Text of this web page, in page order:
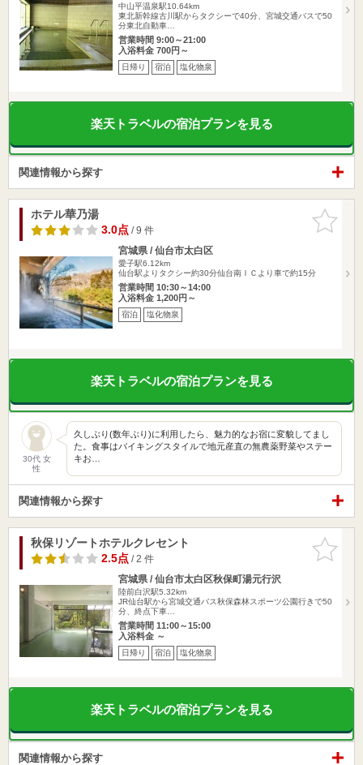
中山平温泉駅10.64km
東北新幹線古川駅からタクシーで40分、宮城交通バスで50
分東北自動車…
営業時間 9:00～21:00
入浴料金 700円～
日帰り 宿泊 塩化物泉
楽天トラベルの宿泊プランを見る
関連情報から探す
お気に入
りに追加
ホテル華乃湯
3.0点/ 9 件
宮城県 / 仙台市太白区
愛子駅6.12km
仙台駅よりタクシー約30分仙台南ＩＣより車で約15分
営業時間 10:30～14:00
入浴料金 1,200円～
宿泊 塩化物泉
楽天トラベルの宿泊プランを見る
30代 女
性
久しぶり(数年ぶり)に利用したら、魅力的なお宿に変貌してまし
た。食事はバイキングスタイルで地元産直の無農薬野菜やステー
キお…
関連情報から探す
お気に入
りに追加
秋保リゾートホテルクレセント
2.5点/ 2 件
宮城県 / 仙台市太白区秋保町湯元行沢
陸前白沢駅5.32km
JR仙台駅から宮城交通バス秋保森林スポーツ公園行きで50
分、終点下車…
営業時間 11:00～15:00
入浴料金 ～
日帰り 宿泊 塩化物泉
楽天トラベルの宿泊プランを見る
関連情報から探す